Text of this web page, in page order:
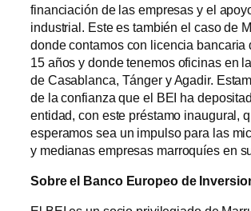
financiación de las empresas y el
industrial. Este es también el caso de
donde contamos con licencia bancaria
15 años y donde tenemos oficinas en
de Casablanca, Tánger y Agadir.
de la confianza que el BEI ha
entidad, con este préstamo inaugural,
esperamos sea un impulso para las
y medianas empresas marroquíes en
Sobre el Banco Europeo de